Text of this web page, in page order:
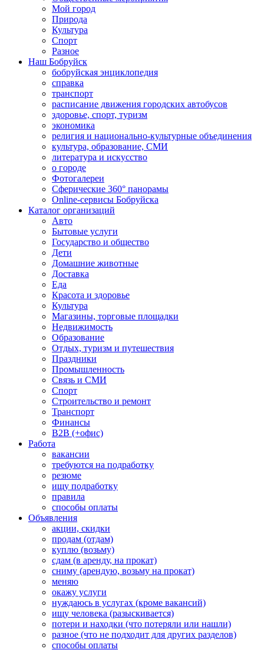
Мой город
Природа
Культура
Спорт
Разное
Наш Бобруйск
бобруйская энциклопедия
справка
транспорт
расписание движения городских автобусов
здоровье, спорт, туризм
экономика
религия и национально-культурные объединения
культура, образование, СМИ
литература и искусство
о городе
Фотогалереи
Сферические 360° панорамы
Online-сервисы Бобруйска
Каталог организаций
Авто
Бытовые услуги
Государство и общество
Дети
Домашние животные
Доставка
Еда
Красота и здоровье
Культура
Магазины, торговые площадки
Недвижимость
Образование
Отдых, туризм и путешествия
Праздники
Промышленность
Связь и СМИ
Спорт
Строительство и ремонт
Транспорт
Финансы
B2B (+офис)
Работа
вакансии
требуются на подработку
резюме
ищу подработку
правила
способы оплаты
Объявления
акции, скидки
продам (отдам)
куплю (возьму)
сдам (в аренду, на прокат)
сниму (арендую, возьму на прокат)
меняю
окажу услуги
нуждаюсь в услугах (кроме вакансий)
ищу человека (разыскивается)
потери и находки (что потеряли или нашли)
разное (что не подходит для других разделов)
способы оплаты